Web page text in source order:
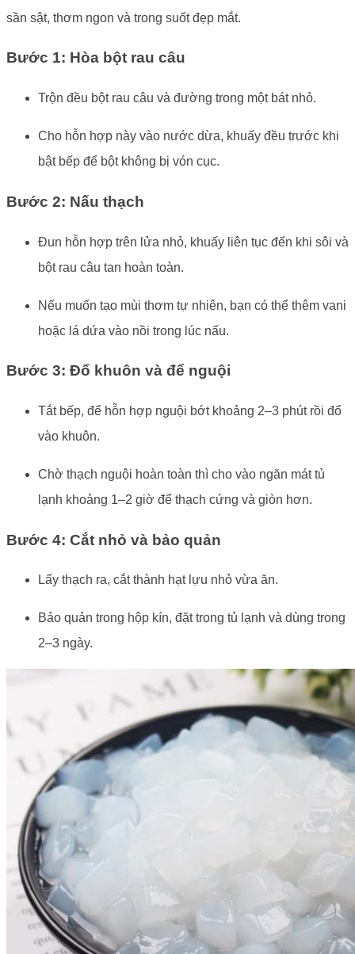
sần sật, thơm ngon và trong suốt đẹp mắt.
Bước 1: Hòa bột rau câu
Trộn đều bột rau câu và đường trong một bát nhỏ.
Cho hỗn hợp này vào nước dừa, khuấy đều trước khi
bật bếp để bột không bị vón cục.
Bước 2: Nấu thạch
Đun hỗn hợp trên lửa nhỏ, khuấy liên tục đến khi sôi và
bột rau câu tan hoàn toàn.
Nếu muốn tạo mùi thơm tự nhiên, bạn có thể thêm vani
hoặc lá dứa vào nồi trong lúc nấu.
Bước 3: Đổ khuôn và để nguội
Tắt bếp, để hỗn hợp nguội bớt khoảng 2–3 phút rồi đổ
vào khuôn.
Chờ thạch nguội hoàn toàn thì cho vào ngăn mát tủ
lạnh khoảng 1–2 giờ để thạch cứng và giòn hơn.
Bước 4: Cắt nhỏ và bảo quản
Lấy thạch ra, cắt thành hạt lựu nhỏ vừa ăn.
Bảo quản trong hộp kín, đặt trong tủ lạnh và dùng trong
2–3 ngày.